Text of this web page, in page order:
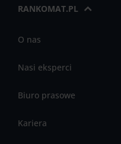
RANKOMAT.PL
O nas
Nasi eksperci
Biuro prasowe
Kariera